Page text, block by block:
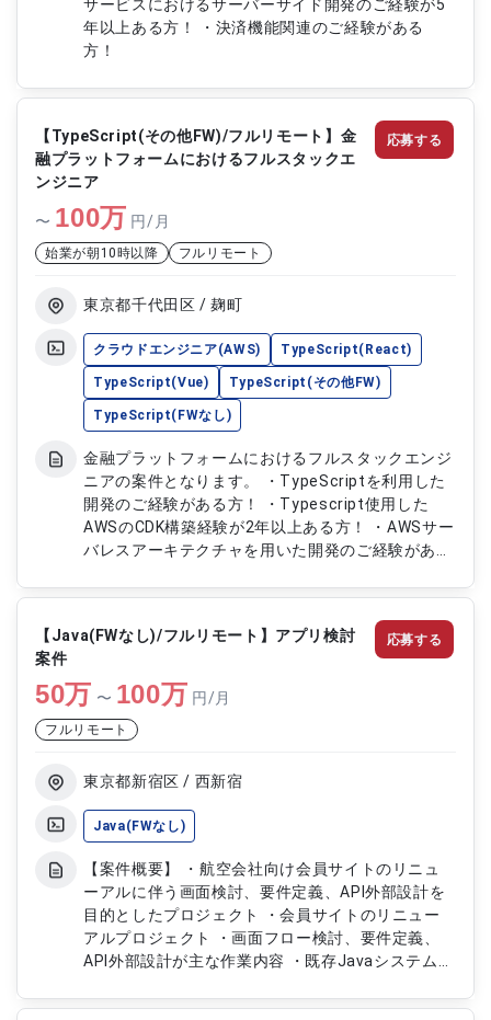
サービスにおけるサーバーサイド開発のご経験が5
年以上ある方！ ・決済機能関連のご経験がある
方！
【TypeScript(その他FW)/フルリモート】金
融プラットフォームにおけるフルスタックエ
ンジニア
〜 100万 円/月
始業が朝10時以降 フルリモート
東京都千代田区 / 麹町
クラウドエンジニア(AWS) TypeScript(React)
TypeScript(Vue) TypeScript(その他FW)
TypeScript(FWなし)
金融プラットフォームにおけるフルスタックエンジ
ニアの案件となります。 ・TypeScriptを利用した
開発のご経験がある方！ ・Typescript使用した
AWSのCDK構築経験が2年以上ある方！ ・AWSサー
バレスアーキテクチャを用いた開発のご経験がある
応募する
【Java(FWなし)/フルリモート】アプリ検討
案件
50万 〜 100万 円/月
フルリモート
東京都新宿区 / 西新宿
Java(FWなし)
【案件概要】 ・航空会社向け会員サイトのリニュ
ーアルに伴う画面検討、要件定義、API外部設計を
目的としたプロジェクト ・会員サイトのリニュー
アルプロジェクト ・画面フロー検討、要件定義、
API外部設計が主な作業内容 ・既存Javaシステムの
プロジェクト（10数名規模）への参画 【作業内
応募する